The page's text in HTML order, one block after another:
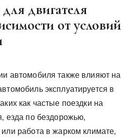
двигателя
от условий
автомобиля также влияют на
эксплуатируется в
как частые поездки на
езда по бездорожью‚
работа в жарком климате‚